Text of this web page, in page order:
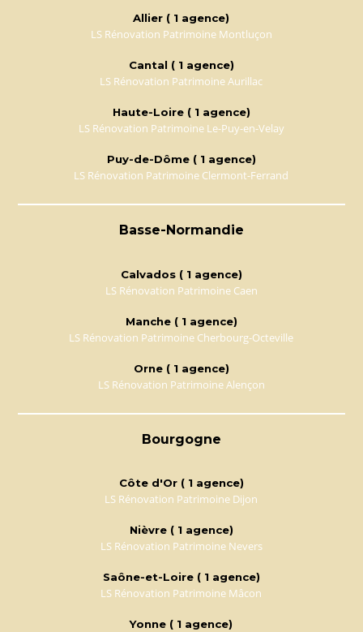
Allier ( 1 agence)
LS Rénovation Patrimoine Montluçon
Cantal ( 1 agence)
LS Rénovation Patrimoine Aurillac
Haute-Loire ( 1 agence)
LS Rénovation Patrimoine Le-Puy-en-Velay
Puy-de-Dôme ( 1 agence)
LS Rénovation Patrimoine Clermont-Ferrand
Basse-Normandie
Calvados ( 1 agence)
LS Rénovation Patrimoine Caen
Manche ( 1 agence)
LS Rénovation Patrimoine Cherbourg-Octeville
Orne ( 1 agence)
LS Rénovation Patrimoine Alençon
Bourgogne
Côte d'Or ( 1 agence)
LS Rénovation Patrimoine Dijon
Nièvre ( 1 agence)
LS Rénovation Patrimoine Nevers
Saône-et-Loire ( 1 agence)
LS Rénovation Patrimoine Mâcon
Yonne ( 1 agence)